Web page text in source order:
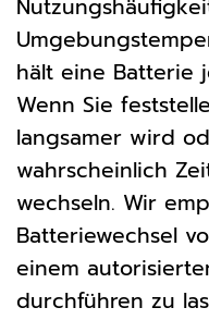
hält eine Batterie
Wenn Sie
langsamer wird
wahrscheinlich
wechseln. Wir
Batteriewechsel
einem
durchführen zu